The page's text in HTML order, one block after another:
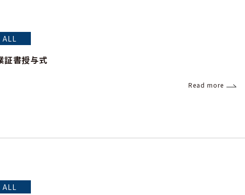
ALL
証書授与式
Read more
ALL